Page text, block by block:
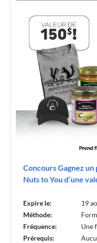
Concours Gagnez
Nuts to You d’une
Expire le:
19
Méthode:
Fréquence:
Une
Prérequis: